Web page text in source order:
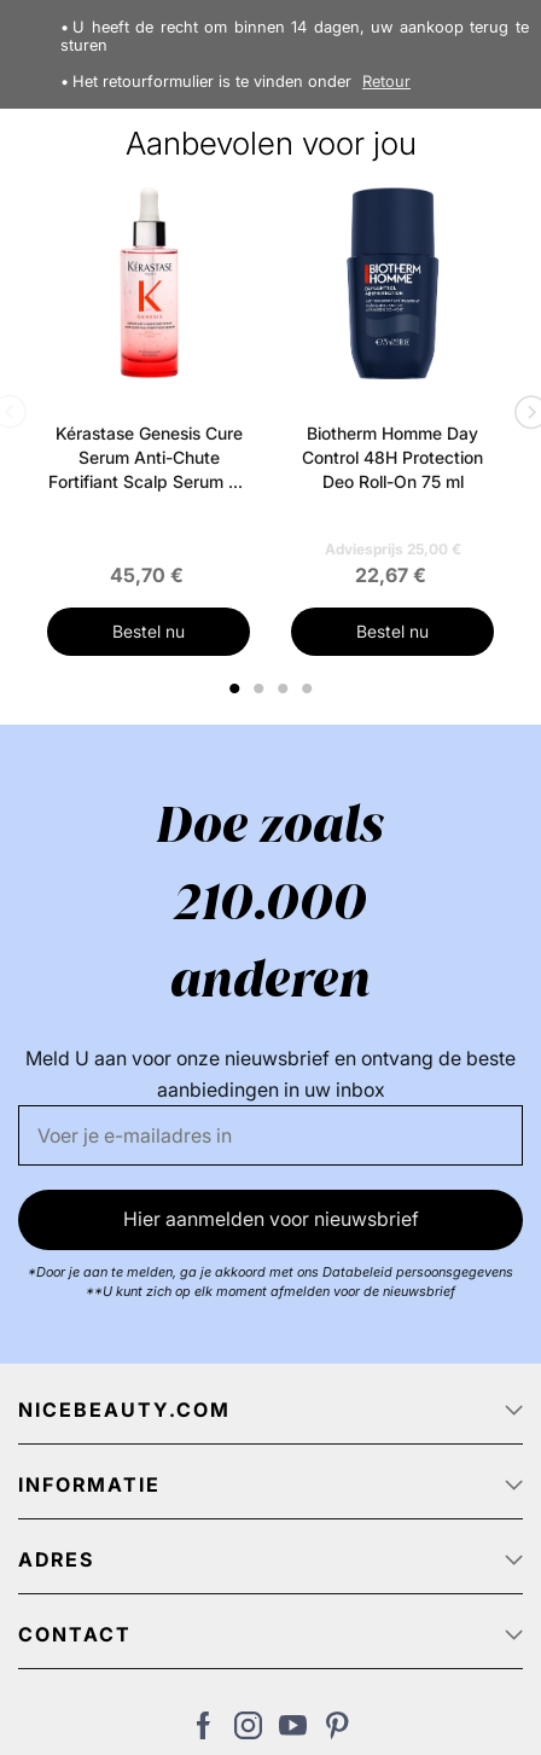
U heeft de recht om binnen 14 dagen, uw aankoop terug te
sturen
Het retourformulier is te vinden onder
Retour
Aanbevolen voor jou
Kérastase Genesis Cure
Serum Anti-Chute
Fortifiant Scalp Serum 90
45,70 €
Bestel nu
Biotherm Homme Day
Control 48H Protection
Deo Roll-On 75 ml
Adviesprijs 25,00 €
22,67 €
Bestel nu
1 2 3 4
Doe zoals
210.000
anderen
Meld U aan voor onze nieuwsbrief en ontvang de beste
aanbiedingen in uw inbox
Hier aanmelden voor nieuwsbrief
*Door je aan te melden, ga je akkoord met ons Databeleid persoonsgegevens
**U kunt zich op elk moment afmelden voor de nieuwsbrief
NICEBEAUTY.COM
Startpagina
Over ons
Track & Trace
Reclame aanbiedingen
INFORMATIE
Klantenservice - Q & A
Privacy beleid
Algemene Voorwaarden
Retour
ADRES
NiceBeauty ApS
Stærevej 2,
6705 Esbjerg, Denmark
CONTACT
Klantenservice: (+31) 20 891 0380 (We speak English)